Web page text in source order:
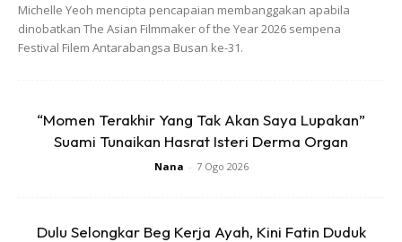
Buat Sendiri Puas Hati!
Ads
Michelle Yeoh mencipta pencapaian membanggakan apabila
dinobatkan The Asian Filmmaker of the Year 2026 sempena
Festival Filem Antarabangsa Busan ke-31.
“Momen Terakhir Yang Tak Akan Saya Lupakan”
Suami Tunaikan Hasrat Isteri Derma Organ
Nana - 7 Ogo 2026
Dulu Selongkar Beg Kerja Ayah, Kini Fatin Duduk